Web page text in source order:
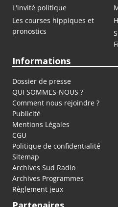
L'invité politique
Les courses hippiques et
pronostics
Informations
Dossier de presse
QUI SOMMES-NOUS ?
Comment nous rejoindre ?
Publicité
Mentions Légales
CGU
Politique de confidentialité
Sitemap
Archives Sud Radio
Archives Programmes
Règlement jeux